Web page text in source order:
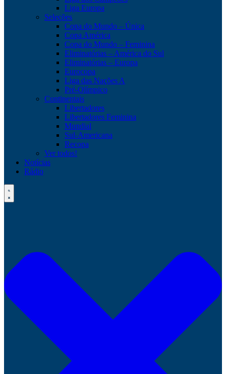
Liga Europa
Seleções
Copa do Mundo – Única
Copa América
Copa do Mundo – Feminina
Eliminatórias – América do Sul
Eliminatórias – Europa
Eurocopa
Liga das Nações A
Pré-Olímpico
Continentais
Libertadores
Libertadores Feminina
Mundial
Sul-Americana
Recopa
Ver todos!
Notícias
Rádio